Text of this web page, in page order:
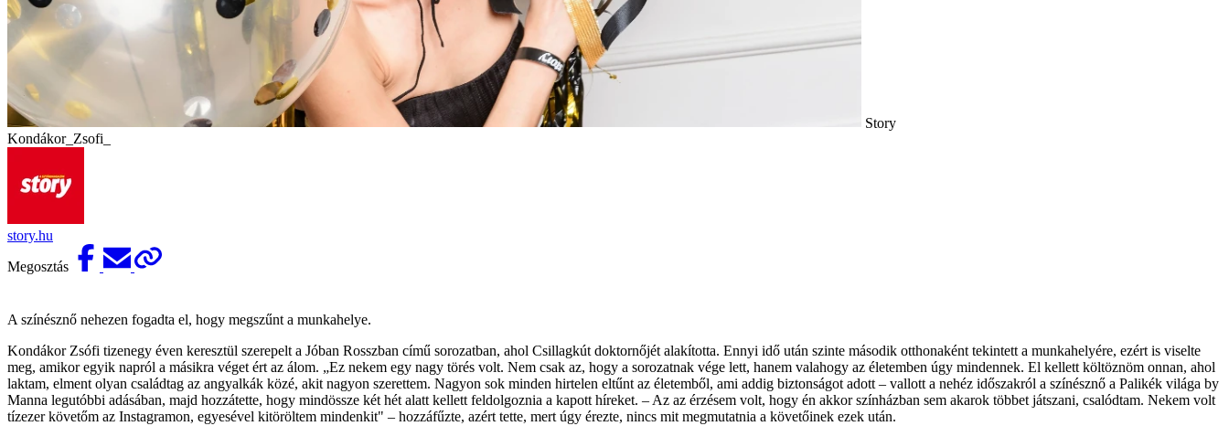
Story
Kondákor_Zsofi_
story.hu
Megosztás
A színésznő nehezen fogadta el, hogy megszűnt a munkahelye.
Kondákor Zsófi tizenegy éven keresztül szerepelt a Jóban Rosszban című sorozatban, ahol Csillagkút doktornőjét alakította. Ennyi idő után szinte második otthonaként tekintett a munkahelyére, ezért is viselte
meg, amikor egyik napról a másikra véget ért az álom. „Ez nekem egy nagy törés volt. Nem csak az, hogy a sorozatnak vége lett, hanem valahogy az életemben úgy mindennek. El kellett költöznöm onnan, ahol
laktam, elment olyan családtag az angyalkák közé, akit nagyon szerettem. Nagyon sok minden hirtelen eltűnt az életemből, ami addig biztonságot adott – vallott a nehéz időszakról a színésznő a Palikék világa by
Manna legutóbbi adásában, majd hozzátette, hogy mindössze két hét alatt kellett feldolgoznia a kapott híreket. – Az az érzésem volt, hogy én akkor színházban sem akarok többet játszani, csalódtam. Nekem volt
tízezer követőm az Instagramon, egyesével kitöröltem mindenkit" – hozzáfűzte, azért tette, mert úgy érezte, nincs mit megmutatnia a követőinek ezek után.